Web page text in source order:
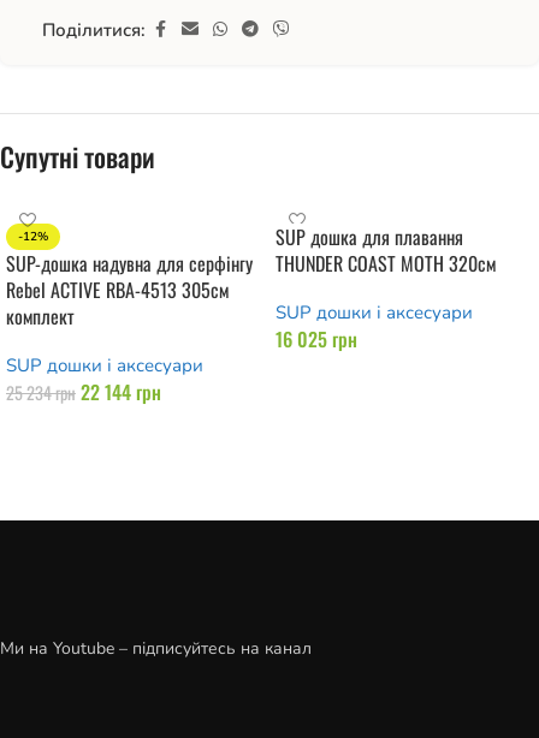
Поділитися:
Супутні товари
-12%
SUP-дошка надувна для серфінгу
Rebel ACTIVE RBA-4513 305см
комплект
SUP дошки і аксесуари
25 234грн22 144грн
SUP дошка для плавання
THUNDER COAST MOTH 320см
SUP дошки і аксесуари
16 025грн
Ми на Youtube – підписуйтесь на канал